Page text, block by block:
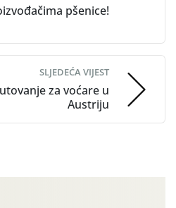
pšenice!
SLJEDEĆA VIJEST
za voćare u
Austriju